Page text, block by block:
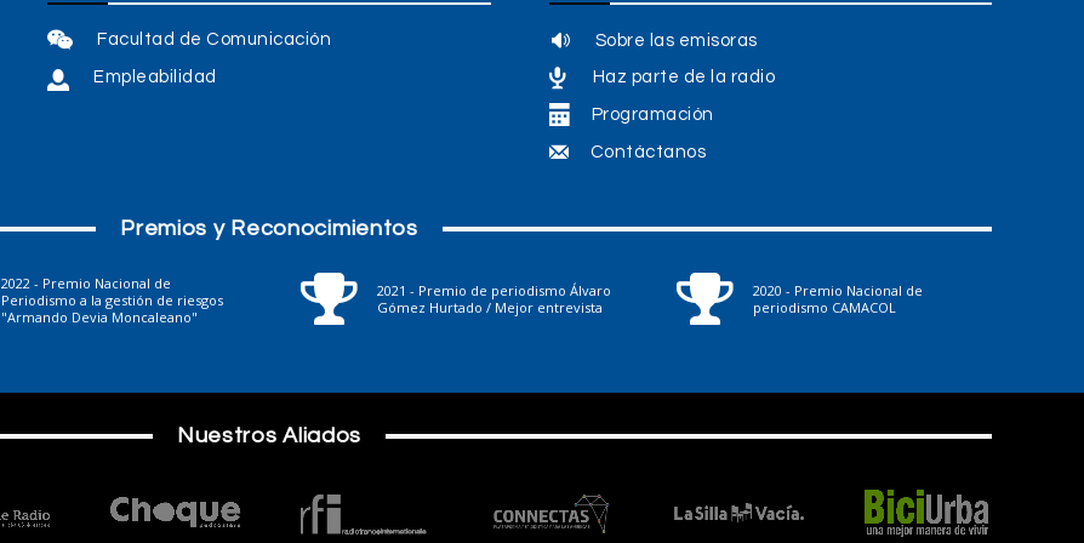
Facultad de Comunicación
Empleabilidad
Sobre las emisoras
Haz parte de la radio
Programación
Contáctanos
Premios y Reconocimientos
2022 - Premio Nacional de
Periodismo a la gestión de riesgos
"Armando Devia Moncaleano"
2021 - Premio de periodismo Álvaro
Gómez Hurtado / Mejor entrevista
2020 - Premio Nacional de
periodismo CAMACOL
Nuestros Aliados